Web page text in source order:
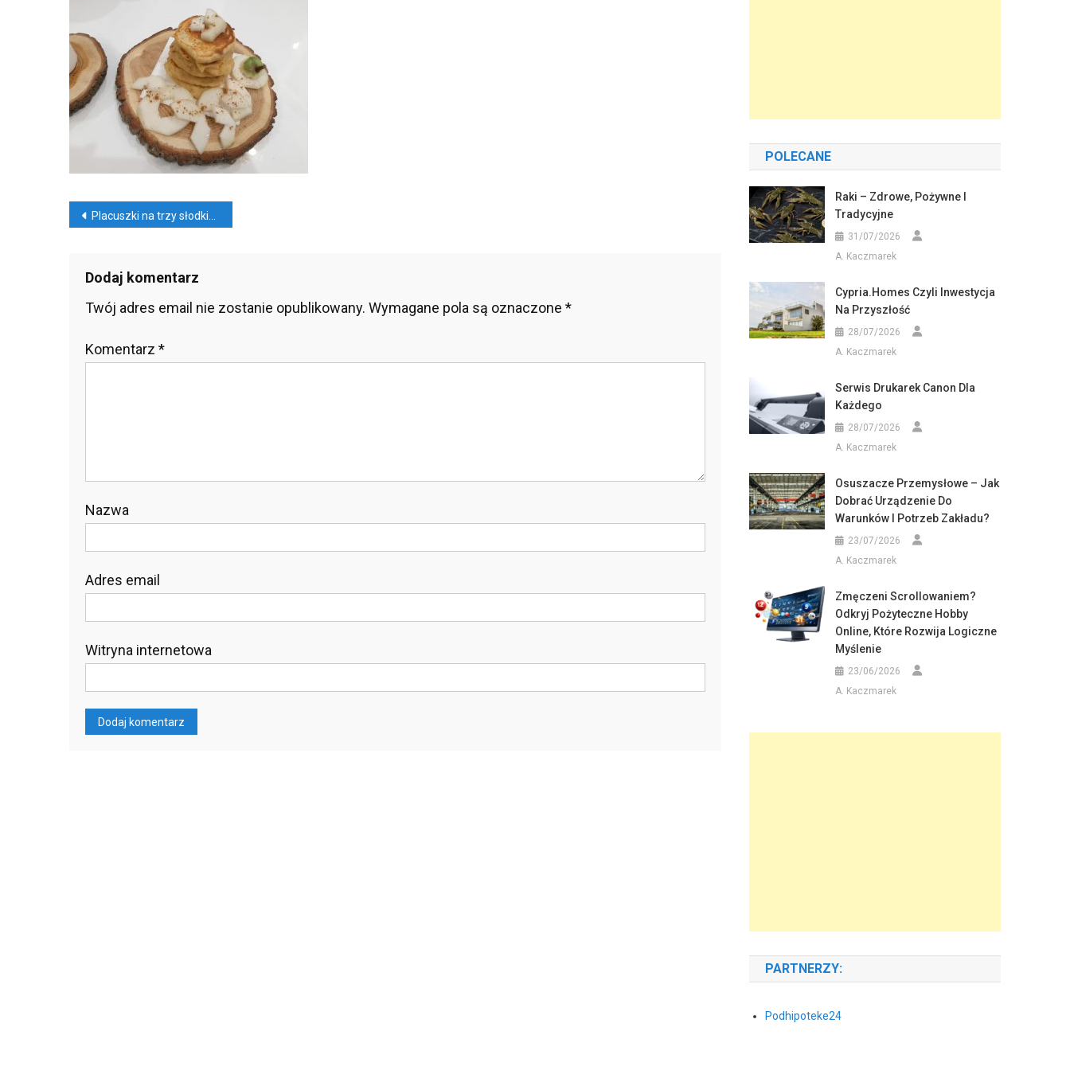
Nawigacja
Placuszki na trzy słodkie sposoby
Dodaj komentarz
Twój adres email nie zostanie opublikowany. Wymagane pola są oznaczone *
Komentarz *
Nazwa
Adres email
Witryna internetowa
POLECANE
Raki – Zdrowe, Pożywne I
Tradycyjne
31/07/2026
A. Kaczmarek
Cypria.homes Czyli Inwestycja
Na Przyszłość
28/07/2026
A. Kaczmarek
Serwis Drukarek Canon Dla
Każdego
28/07/2026
A. Kaczmarek
Osuszacze Przemysłowe – Jak
Dobrać Urządzenie Do
Warunków I Potrzeb Zakładu?
23/07/2026
A. Kaczmarek
Zmęczeni Scrollowaniem?
Odkryj Pożyteczne Hobby
Online, Które Rozwija Logiczne
Myślenie
23/06/2026
A. Kaczmarek
PARTNERZY:
Podhipoteke24